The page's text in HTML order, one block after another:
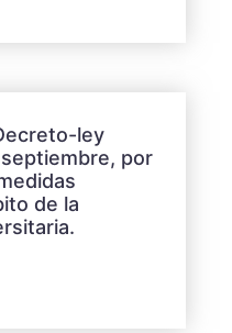
ley
por
de la